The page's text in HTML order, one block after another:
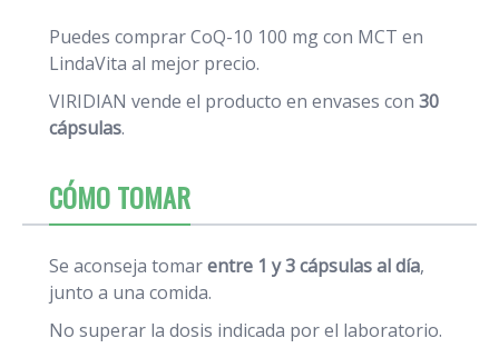
Puedes comprar CoQ-10 100 mg con MCT en
LindaVita al mejor precio.
VIRIDIAN vende el producto en envases con 30
cápsulas.
CÓMO TOMAR
Se aconseja tomarentre 1 y 3 cápsulas al día,
junto a una comida.
No superar la dosis indicada por el laboratorio.